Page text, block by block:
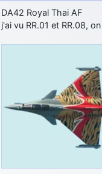
DA42 Royal Thai AF
j'ai vu RR.01 et RR.08,